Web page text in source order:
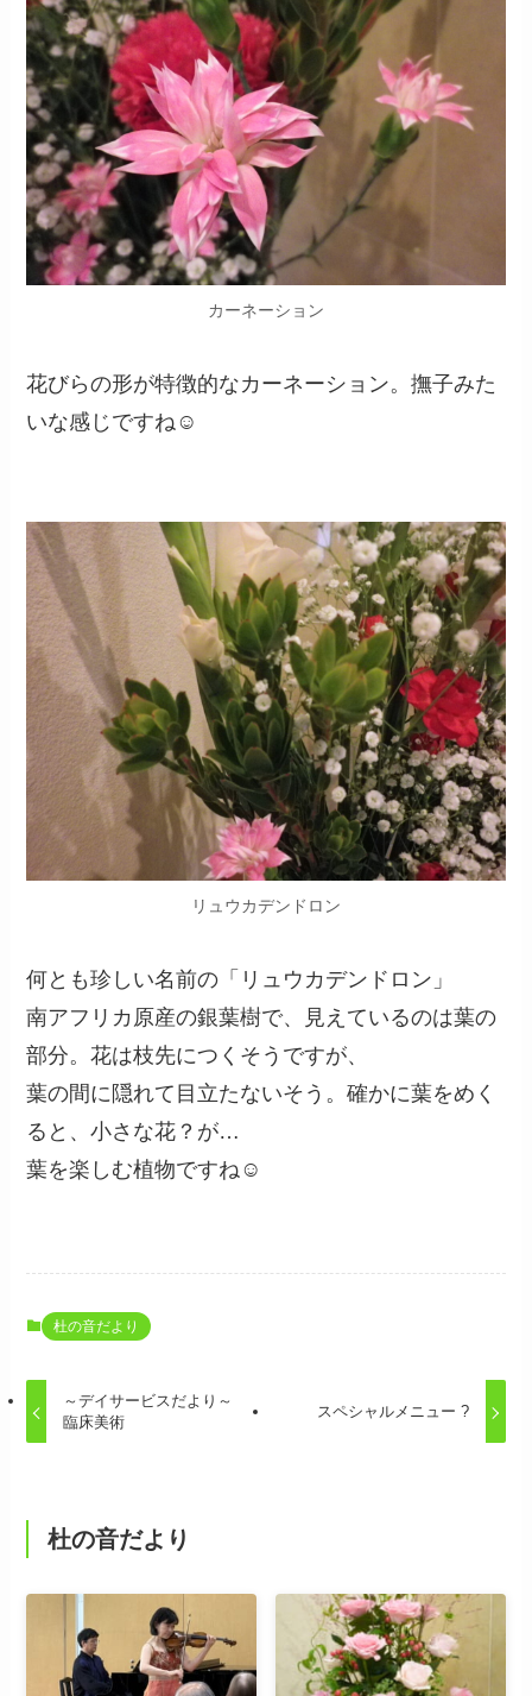
カーネーション
花びらの形が特徴的なカーネーション。撫子みた
いな感じですね☺
リュウカデンドロン
何とも珍しい名前の「リュウカデンドロン」
南アフリカ原産の銀葉樹で、見えているのは葉の
部分。花は枝先につくそうですが、
葉の間に隠れて目立たないそう。確かに葉をめく
ると、小さな花？が…
葉を楽しむ植物ですね☺
杜の音だより
～デイサービスだより～
臨床美術
スペシャルメニュー ?
杜の音だより